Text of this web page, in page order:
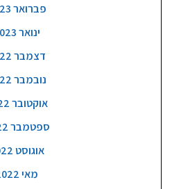
פברואר 2023
ינואר 2023
דצמבר 2022
נובמבר 2022
אוקטובר 2022
ספטמבר 2022
אוגוסט 2022
מאי 2022